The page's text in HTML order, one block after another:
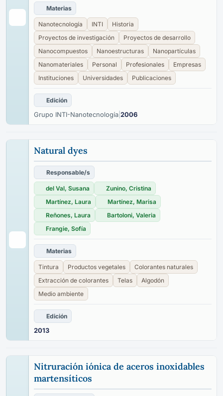
Materias
Nanotecnología INTI
Historia
Proyectos de investigación
Proyectos de desarrollo
Nanocompuestos
Nanoestructuras
Nanopartículas
Nanomateriales
Personal Profesionales
Empresas
Instituciones
Universidades Publicaciones
Edición
Grupo INTI-Nanotecnología 2006
Natural dyes
Responsable/s
del Val, Susana
Zunino, Cristina
Martínez, Laura
Martínez, Marisa
Reñones, Laura
Bartoloni, Valeria
Frangie, Sofía
Materias
Tintura Productos vegetales
Colorantes naturales
Extracción de colorantes
Telas
Algodón
Medio ambiente
Edición
2013
Nitruración iónica de aceros inoxidables
martensíticos